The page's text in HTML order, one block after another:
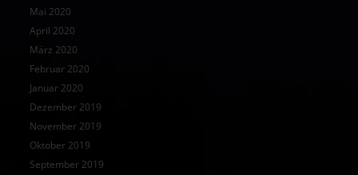
Mai 2020
April 2020
März 2020
Februar 2020
Januar 2020
Dezember 2019
November 2019
Oktober 2019
September 2019